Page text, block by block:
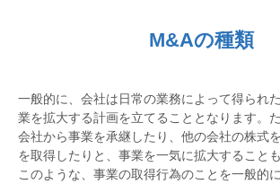
M&Aの種類
一般的に、会社は日常の業務によって得られ
業を拡大する計画を立てることとなります。
会社から事業を承継したり、他の会社の株式
を取得したりと、事業を一気に拡大することも
このような、事業の取得行為のことを一般的